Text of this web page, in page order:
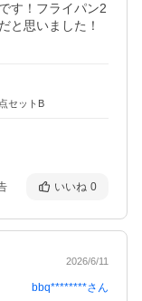
す！フライパン2
と思いました！
セットB
いいね 0
2026/6/11
bbq********さん